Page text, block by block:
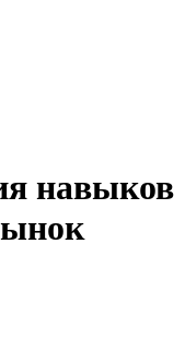
навыков